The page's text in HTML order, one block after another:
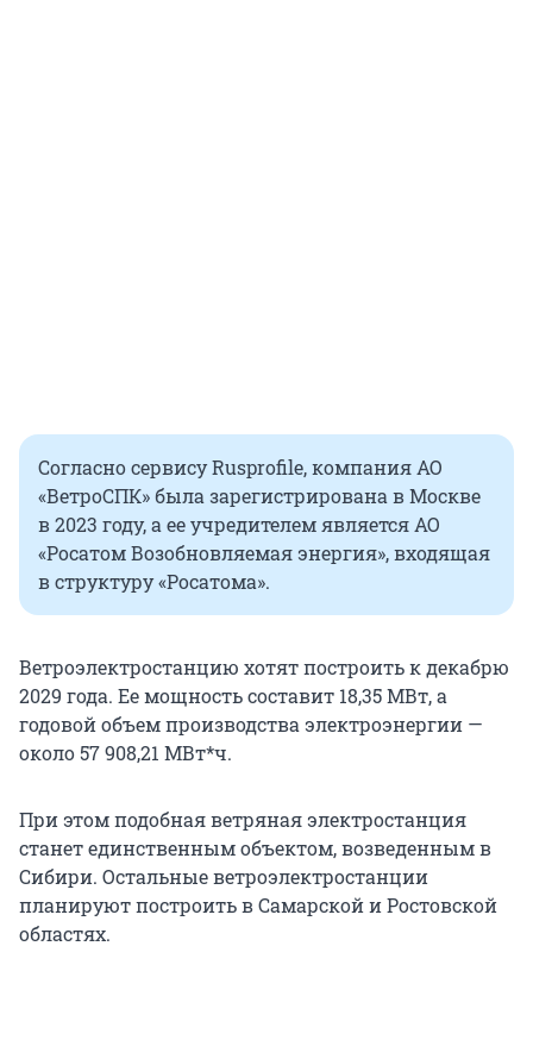
Согласно сервису Rusprofile, компания АО
«ВетроСПК» была зарегистрирована в Москве
в 2023 году, а ее учредителем является АО
«Росатом Возобновляемая энергия», входящая
в структуру «Росатома».
Ветроэлектростанцию хотят построить к декабрю
2029 года. Ее мощность составит 18,35 МВт, а
годовой объем производства электроэнергии —
около 57 908,21 МВт*ч.
При этом подобная ветряная электростанция
станет единственным объектом, возведенным в
Сибири. Остальные ветроэлектростанции
планируют построить в Самарской и Ростовской
областях.